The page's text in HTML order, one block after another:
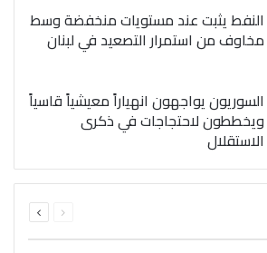
النفط يثبت عند مستويات منخفضة وسط
مخاوف من استمرار التصعيد في لبنان
السوريون يواجهون انهياراً معيشياً قاسياً
ويخططون لاحتجاجات في ذكرى
الاستقلال
الصفحةالصفحة